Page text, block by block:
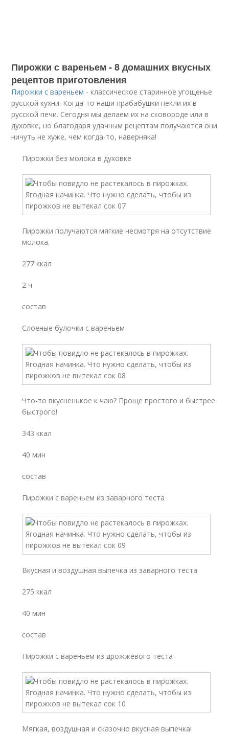
Пирожки с вареньем - 8 домашних вкусных
рецептов приготовления
Пирожки с вареньем - классическое старинное угощенье
русской кухни. Когда-то наши прабабушки пекли их в
русской печи. Сегодня мы делаем их на сковороде или в
духовке, но благодаря удачным рецептам получаются они
ничуть не хуже, чем когда-то, наверняка!
Пирожки без молока в духовке
Пирожки получаются мягкие несмотря на отсутствие
молока.
277 ккал
2 ч
состав
Слоеные булочки с вареньем
Что-то вкусненькое к чаю? Проще простого и быстрее
быстрого!
343 ккал
40 мин
состав
Пирожки с вареньем из заварного теста
Вкусная и воздушная выпечка из заварного теста
275 ккал
40 мин
состав
Пирожки с вареньем из дрожжевого теста
Мягкая, воздушная и сказочно вкусная выпечка!